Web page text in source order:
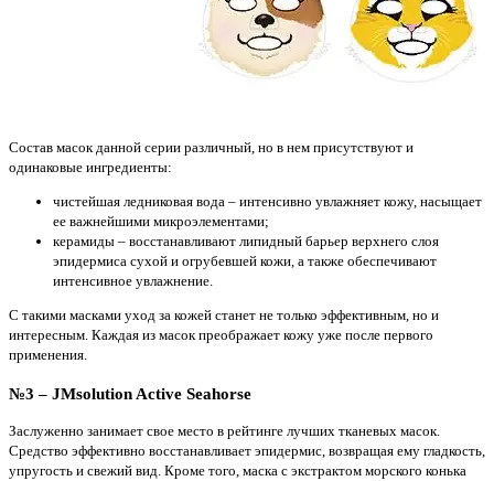
Состав масок данной серии различный, но в нем присутствуют и
одинаковые ингредиенты:
чистейшая ледниковая вода – интенсивно увлажняет кожу, насыщает
ее важнейшими микроэлементами;
керамиды – восстанавливают липидный барьер верхнего слоя
эпидермиса сухой и огрубевшей кожи, а также обеспечивают
интенсивное увлажнение.
С такими масками уход за кожей станет не только эффективным, но и
интересным. Каждая из масок преображает кожу уже после первого
применения.
№3 – JMsolution Active Seahorse
Заслуженно занимает свое место в рейтинге лучших тканевых масок.
Средство эффективно восстанавливает эпидермис, возвращая ему гладкость,
упругость и свежий вид. Кроме того, маска с экстрактом морского конька